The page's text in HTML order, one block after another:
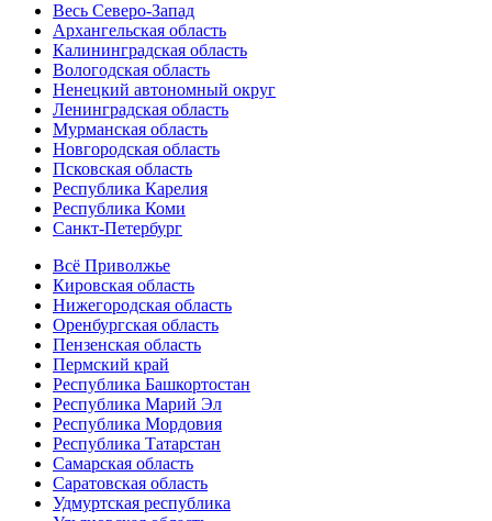
Весь Северо-Запад
Архангельская область
Калининградская область
Вологодская область
Ненецкий автономный округ
Ленинградская область
Мурманская область
Новгородская область
Псковская область
Республика Карелия
Республика Коми
Санкт-Петербург
Всё Приволжье
Кировская область
Нижегородская область
Оренбургская область
Пензенская область
Пермский край
Республика Башкортостан
Республика Марий Эл
Республика Мордовия
Республика Татарстан
Самарская область
Саратовская область
Удмуртская республика